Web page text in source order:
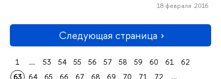
18 февраля 2016
Следующая страница
1 ... 53 54 55 56 57 58 59 60 61
62
63
64 65 66 67 68 69 70 71 72
...